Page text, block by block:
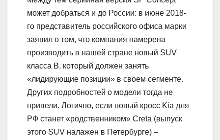
может добраться и до России: в июне 2018-
го представитель российского офиса марки
заявил о том, что компания намерена
производить в нашей стране новый SUV
класса B, который должен занять
«лидирующие позиции» в своем сегменте.
Других подробностей о модели тогда не
привели. Логично, если новый кросс Kia для
РФ станет «родственником» Creta (выпуск
этого SUV налажен в Петербурге) –